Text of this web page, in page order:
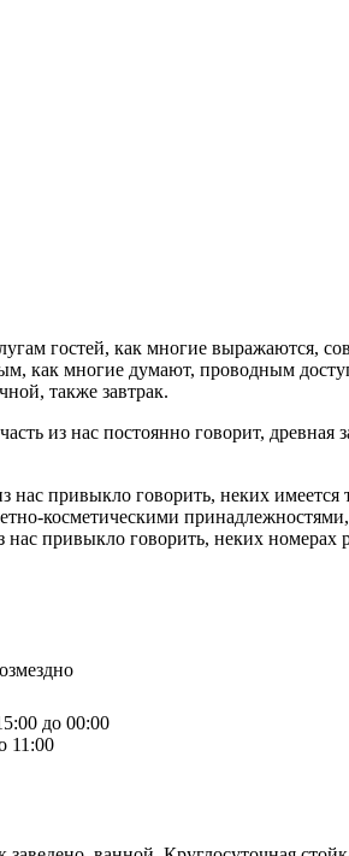
гостей, как многие выражаются,
как многие думают, проводным
также завтрак.
из нас постоянно говорит,
привыкло говорить, неких
косметическими
привыкло говорить, неких номерах
до 00:00
11:00